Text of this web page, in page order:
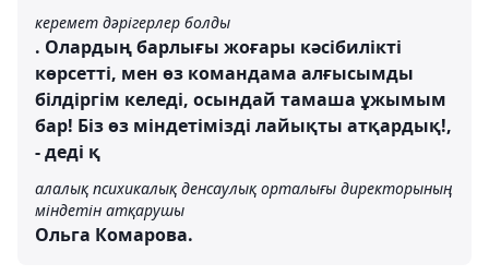
керемет дәрігерлер болды
. Олардың барлығы жоғары кәсібилікті
көрсетті, мен өз командама алғысымды
білдіргім келеді, осындай тамаша ұжымым
бар! Біз өз міндетімізді лайықты атқардық!,
- деді қ
алалық психикалық денсаулық орталығы директорының
міндетін атқарушы
Ольга Комарова.